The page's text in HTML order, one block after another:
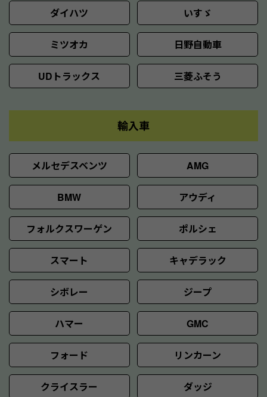
ダイハツ いすゞ
ミツオカ 日野自動車
UDトラックス 三菱ふそう
輸入車
メルセデスベンツ AMG
BMW アウディ
フォルクスワーゲン ポルシェ
スマート キャデラック
シボレー ジープ
ハマー GMC
フォード リンカーン
クライスラー ダッジ